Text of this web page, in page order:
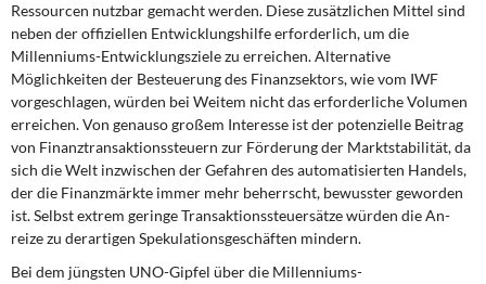
Ressourcen nutzbar gemacht werden. Diese zusätzlichen Mittel sind
neben der offiziellen Entwicklungshilfe erforderlich, um die
Millenniums-Entwicklungsziele zu errei­chen. Alternative
Möglichkeiten der Besteuerung des Finanzsektors, wie vom IWF
vorgeschlagen, würden bei Weitem nicht das erforderliche Volumen
erreichen. Von genauso großem Interesse ist der potenzielle Beitrag
von Finanztransaktionssteuern zur Förderung der Marktstabilität, da
sich die Welt inzwischen der Gefahren des automatisierten Handels,
der die Finanzmärkte immer mehr be­herrscht, bewusster geworden
ist. Selbst extrem geringe Transaktionssteuersätze würden die An­
reize zu derartigen Spekulationsgeschäften mindern.
Bei dem jüngsten UNO-Gipfel über die Millenniums-